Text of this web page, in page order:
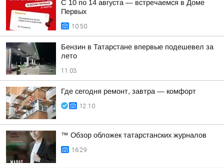
С 10 по 14 августа — встречаемся в Доме
Первых
10:50
Бензин в Татарстане впервые подешевел за
лето
11:03
Где сегодня ремонт, завтра — комфорт
12:10
™ Обзор обложек татарстанских журналов
16:29